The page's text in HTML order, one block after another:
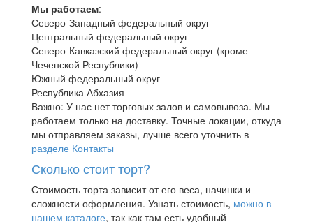
Мы работаем:
Северо-Западный федеральный округ
Центральный федеральный округ
Северо-Кавказский федеральный округ (кроме
Чеченской Республики)
Южный федеральный округ
Республика Абхазия
Важно: У нас нет торговых залов и самовывоза. Мы
работаем только на доставку. Точные локации, откуда
мы отправляем заказы, лучше всего уточнить в
разделе Контакты
Сколько стоит торт?
Стоимость торта зависит от его веса, начинки и
сложности оформления. Узнать стоимость, можно в
нашем каталоге, так как там есть удобный